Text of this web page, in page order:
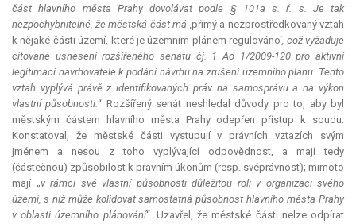
část hlavního města Prahy dovolávat podle § 101a s. ř. s. Je tak
nezpochybnitelné, že městská část má ,přímý a nezprostředkovaný vztah
k nějaké části území, které je územním plánem regulováno‘, což vyžaduje
citované usnesení rozšířeného senátu čj. 1 Ao 1/2009-120 pro aktivní
legitimaci navrhovatele k podání návrhu na zrušení územního plánu. Tento
vztah vyplývá právě z identifikovaných práv na samosprávu a na výkon
vlastní působnosti.“ Rozšířený senát neshledal důvody pro to, aby byl
městským částem hlavního města Prahy odepřen přístup k soudu.
Konstatoval, že městské části vystupují v právních vztazích svým
jménem a nesou z toho vyplývající odpovědnost, a mají tedy
(částečnou) způsobilost k právním úkonům (resp. svéprávnost); mimoto
mají „v rámci své vlastní působnosti důležitou roli v organizaci svého
území, s níž může kolidovatsamostatná působnost hlavního města Prahy
v oblasti územního plánování“. Uzavřel, že městské části nelze odpírat